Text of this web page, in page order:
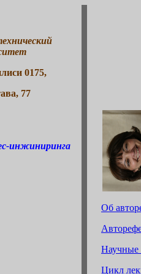
0175,
77
инжиниринга
Об
Научные
Цикл